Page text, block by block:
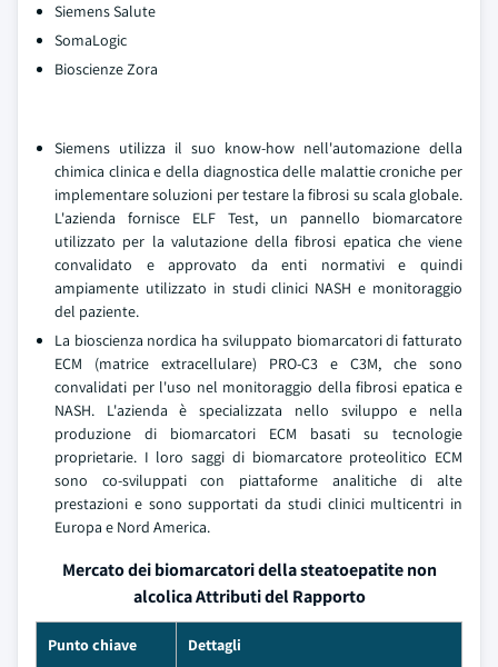
Siemens Salute
SomaLogic
Bioscienze Zora
Siemens utilizza il suo know-how nell'automazione della
chimica clinica e della diagnostica delle malattie croniche per
implementare soluzioni per testare la fibrosi su scala globale.
L'azienda fornisce ELF Test, un pannello biomarcatore
utilizzato per la valutazione della fibrosi epatica che viene
convalidato e approvato da enti normativi e quindi
ampiamente utilizzato in studi clinici NASH e monitoraggio
del paziente.
La bioscienza nordica ha sviluppato biomarcatori di fatturato
ECM (matrice extracellulare) PRO-C3 e C3M, che sono
convalidati per l'uso nel monitoraggio della fibrosi epatica e
NASH. L'azienda è specializzata nello sviluppo e nella
produzione di biomarcatori ECM basati su tecnologie
proprietarie. I loro saggi di biomarcatore proteolitico ECM
sono co-sviluppati con piattaforme analitiche di alte
prestazioni e sono supportati da studi clinici multicentri in
Europa e Nord America.
Mercato dei biomarcatori della steatoepatite non
alcolica Attributi del Rapporto
Punto chiave Dettagli